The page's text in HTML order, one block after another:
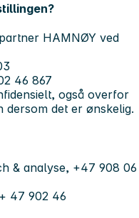
HAMNØY ved
46 867
også overfor
dersom det er ønskelig.
& analyse, +47 908 06
47 902 46